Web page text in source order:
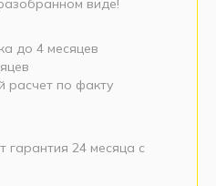
до 4 месяцев
расчет по факту
гарантия 24 месяца с